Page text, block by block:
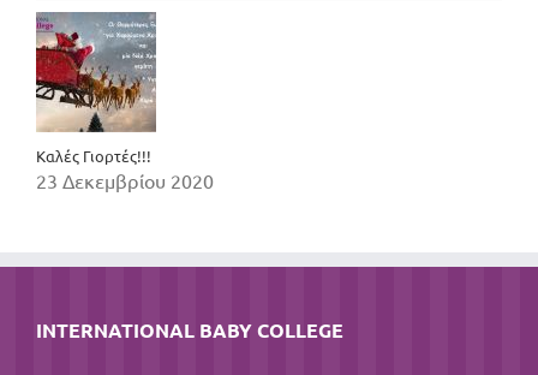
Καλές Γιορτές!!!
23 Δεκεμβρίου 2020
INTERNATIONAL BABY COLLEGE